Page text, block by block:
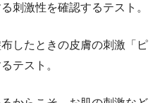
刺激性を確認するテスト。
したときの皮膚の刺激「ピ
テスト。